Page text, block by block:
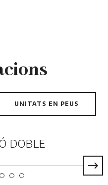
UNITATS EN PEUS
DOBLE